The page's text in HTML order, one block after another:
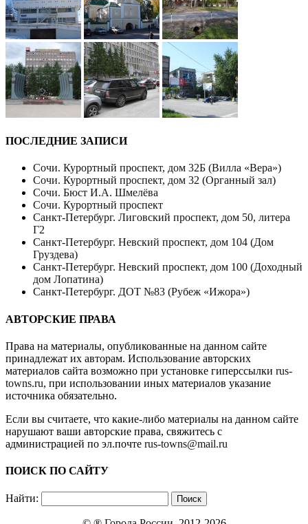
ПОСЛЕДНИЕ ЗАПИСИ
Сочи. Курортный проспект, дом 32Б (Вилла «Вера»)
Сочи. Курортный проспект, дом 32 (Органный зал)
Сочи. Бюст И.А. Шмелёва
Сочи. Курортный проспект
Санкт-Петербург. Лиговский проспект, дом 50, литера
Г2
Санкт-Петербург. Невский проспект, дом 104 (Дом
Груздева)
Санкт-Петербург. Невский проспект, дом 100 (Доходный
дом Лопатина)
Санкт-Петербург. ДОТ №83 (Рубеж «Ижора»)
АВТОРСКИЕ ПРАВА
Права на материалы, опубликованные на данном сайте
принадлежат их авторам. Использование авторских
материалов сайта возможно при установке гиперссылки rus-
towns.ru, при использовании иных материалов указание
источника обязательно.
Если вы считаете, что какие-либо материалы на данном сайте
нарушают ваши авторские права, свяжитесь с
администрацией по эл.почте rus-towns@mail.ru
ПОИСК ПО САЙТУ
Найти: